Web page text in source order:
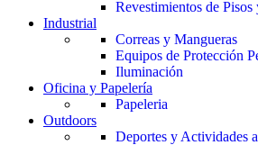
Revestimientos de Pisos
Industrial
Correas y Mangueras
Equipos de Protección
Iluminación
Oficina y Papelería
Papeleria
Outdoors
Deportes y Actividades